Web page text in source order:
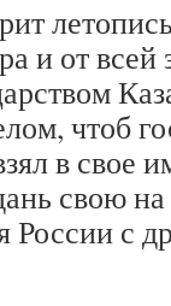
и от
чтоб
в свое
свою
России с